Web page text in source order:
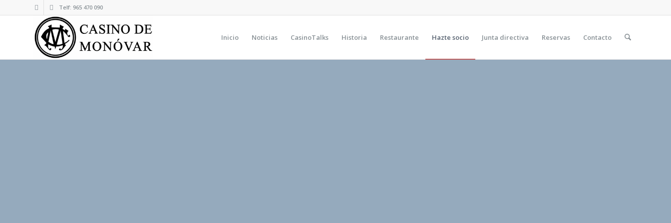
Telf: 965 470 090
Inicio Noticias CasinoTalks Historia Restaurante Hazte socio Junta directiva Reservas Contacto